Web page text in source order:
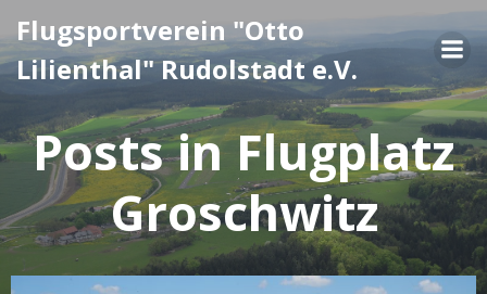
Inhalt
springen
Flugsportverein "Otto
Lilienthal" Rudolstadt e.V.
Posts in Flugplatz
Groschwitz